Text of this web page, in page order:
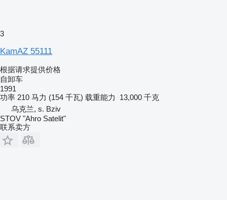
3
KamAZ 55111
根据请求提供价格
自卸车
1991
功率 210 马力 (154 千瓦) 载重能力
13,000 千克
乌克兰, s. Bziv
STOV "Ahro Satelit"
联系卖方